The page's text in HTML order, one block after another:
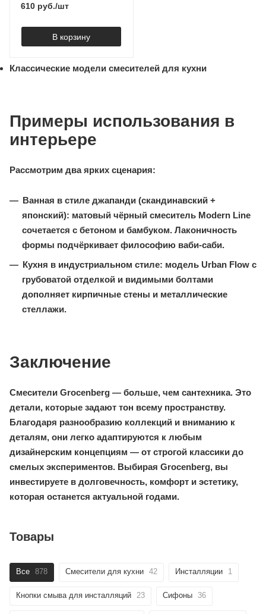
610 руб./шт
В корзину
Классические модели смесителей для кухни
Примеры использования в
интерьере
Рассмотрим два ярких сценария:
Ванная в стиле джапанди (скандинавский +
японский): матовый чёрный смеситель Modern Line
сочетается с бетоном и бамбуком. Лаконичность
формы подчёркивает философию ваби‑саби.
Кухня в индустриальном стиле: модель Urban Flow с
грубоватой отделкой и видимыми болтами
дополняет кирпичные стены и металлические
стеллажи.
Заключение
Смесители Grocenberg — больше, чем сантехника. Это
детали, которые задают тон всему пространству.
Благодаря разнообразию коллекций и вниманию к
деталям, они легко адаптируются к любым
дизайнерским концепциям — от строгой классики до
смелых экспериментов. Выбирая Grocenberg, вы
инвестируете в долговечность, комфорт и эстетику,
которая останется актуальной годами.
Товары
Все 878 Смесители для кухни 42 Инсталляции 1
Кнопки смыва для инсталляций 23 Сифоны 36